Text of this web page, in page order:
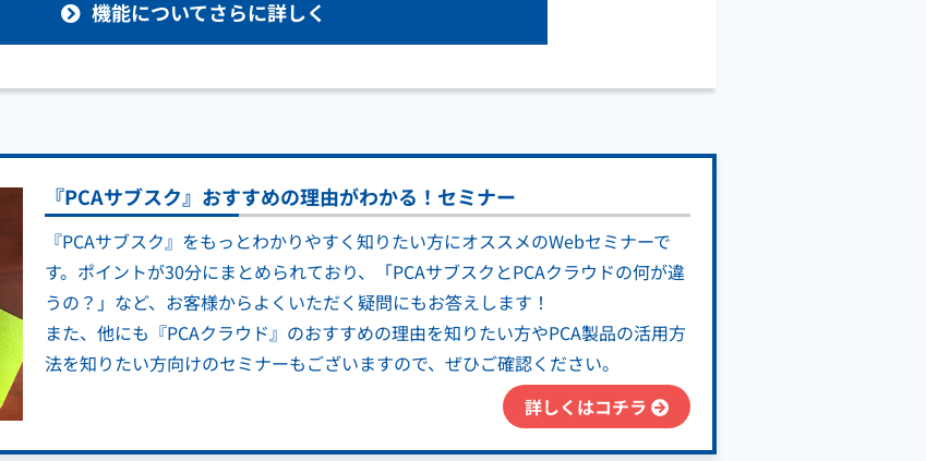
機能についてさらに詳しく
『PCAサブスク』おすすめの理由がわかる！セミナー
『PCAサブスク』をもっとわかりやすく知りたい方にオススメのWebセミナーで
す。ポイントが30分にまとめられており、「PCAサブスクとPCAクラウドの何が違
うの？」など、お客様からよくいただく疑問にもお答えします！
また、他にも『PCAクラウド』のおすすめの理由を知りたい方やPCA製品の活用方
法を知りたい方向けのセミナーもございますので、ぜひご確認ください。
詳しくはコチラ